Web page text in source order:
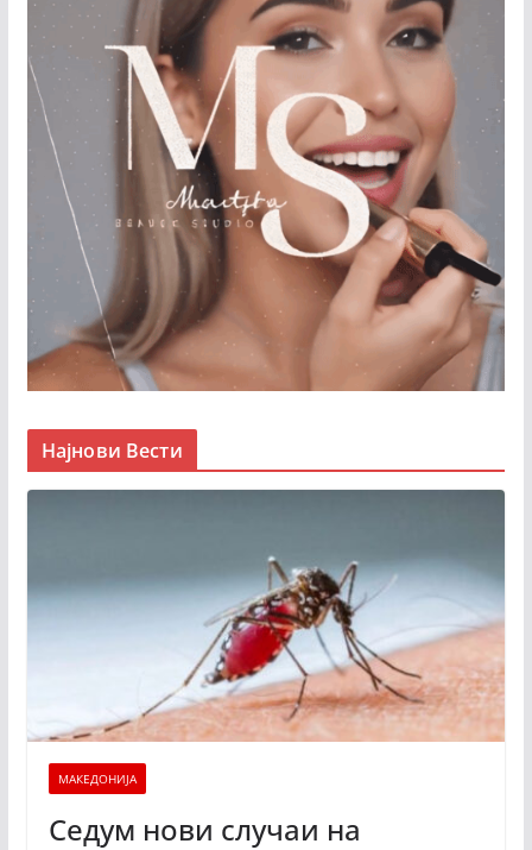
Најнови Вести
МАКЕДОНИЈА
Седум нови случаи на